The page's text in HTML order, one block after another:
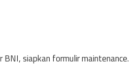
siapkan formulir maintenance.